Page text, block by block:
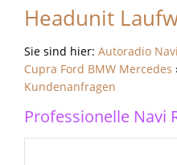
Headunit
Sie sind hier: Autoradio
Cupra Ford BMW Mercedes
Kundenanfragen
Professionelle Navi